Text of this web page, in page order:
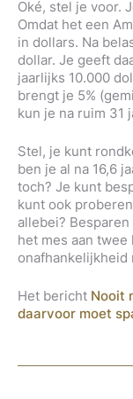
Oké, stel je voor.
Omdat het een
in dollars. Na
dollar. Je geeft
jaarlijks 10.000
brengt je 5%
kun je na ruim 31
Stel, je kunt
ben je al na 16,6
toch? Je kunt
kunt ook
allebei?
het mes aan
Het bericht Nooit
daarvoor moet